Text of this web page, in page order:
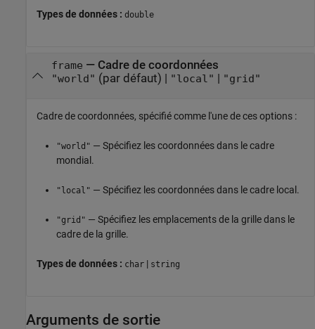
Types de données : double
frame — Cadre de coordonnées
"world" (par défaut) | "local" "grid"
Cadre de coordonnées, spécifié comme l'une de ces options :
"world" — Spécifiez les coordonnées dans le cadre
mondial.
"local" — Spécifiez les coordonnées dans le cadre local.
"grid" — Spécifiez les emplacements de la grille dans le
cadre de la grille.
Types de données : char | string
Arguments de sortie